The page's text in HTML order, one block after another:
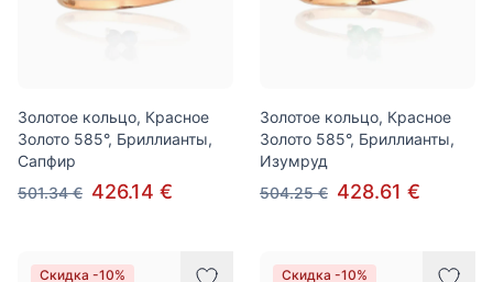
Золотое кольцо, Красное
Золото 585°, Бриллианты,
Сапфир
501.34 € 426.14 €
Золотое кольцо, Красное
Золото 585°, Бриллианты,
Изумруд
504.25 € 428.61 €
Скидка -10% Скидка -10%